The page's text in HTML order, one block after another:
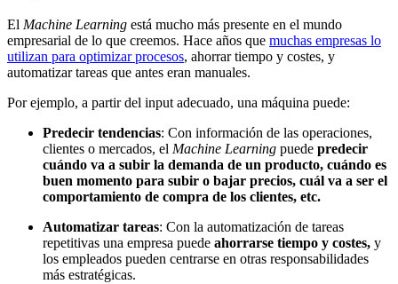
El Machine Learning está mucho más presente en el mundo
empresarial de lo que creemos. Hace años que muchas empresas lo
utilizan para optimizar procesos, ahorrar tiempo y costes, y
automatizar tareas que antes eran manuales.
Por ejemplo, a partir del input adecuado, una máquina puede:
Predecir tendencias: Con información de las operaciones,
clientes o mercados, el Machine Learning puede predecir
cuándo va a subir la demanda de un producto, cuándo es
buen momento para subir o bajar precios, cuál va a ser el
comportamiento de compra de los clientes, etc.
Automatizar tareas: Con la automatización de tareas
repetitivas una empresa puede ahorrarse tiempo y costes, y
los empleados pueden centrarse en otras responsabilidades
más estratégicas.